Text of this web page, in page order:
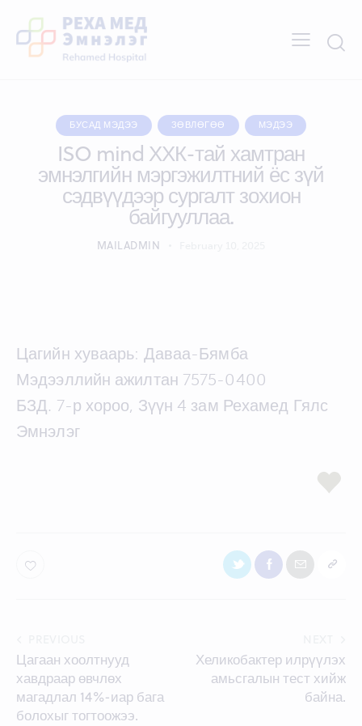
БУСАД МЭДЭЭ ЗӨВЛӨГӨӨ МЭДЭЭ
ISO mind ХХК-тай хамтран
эмнэлгийн мэргэжилтний ёс зүй
сэдвүүдээр сургалт зохион
байгууллаа.
MAILADMIN
Цагийн хуваарь: Даваа-Бямба
Мэдээллийн ажилтан 7575-0400
БЗД. 7-р хороо, Зүүн 4 зам Рехамед Гялс
Эмнэлэг
navigation
Цагаан хоолтнууд
хавдраар өвчлөх
магадлал 14%-иар бага
болохыг тогтоожээ.
Хеликобактер илрүүлэх
амьсгалын тест хийж
байна.